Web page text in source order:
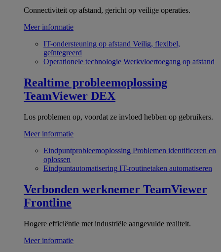
Connectiviteit op afstand, gericht op veilige operaties.
Meer informatie
IT-ondersteuning op afstand Veilig, flexibel,
geïntegreerd
Operationele technologie Werkvloertoegang op afstand
Realtime probleemoplossing
TeamViewer DEX
Los problemen op, voordat ze invloed hebben op gebruikers.
Meer informatie
Eindpuntprobleemoplossing Problemen identificeren en
oplossen
Eindpuntautomatisering IT-routinetaken automatiseren
Verbonden werknemer TeamViewer
Frontline
Hogere efficiëntie met industriële aangevulde realiteit.
Meer informatie